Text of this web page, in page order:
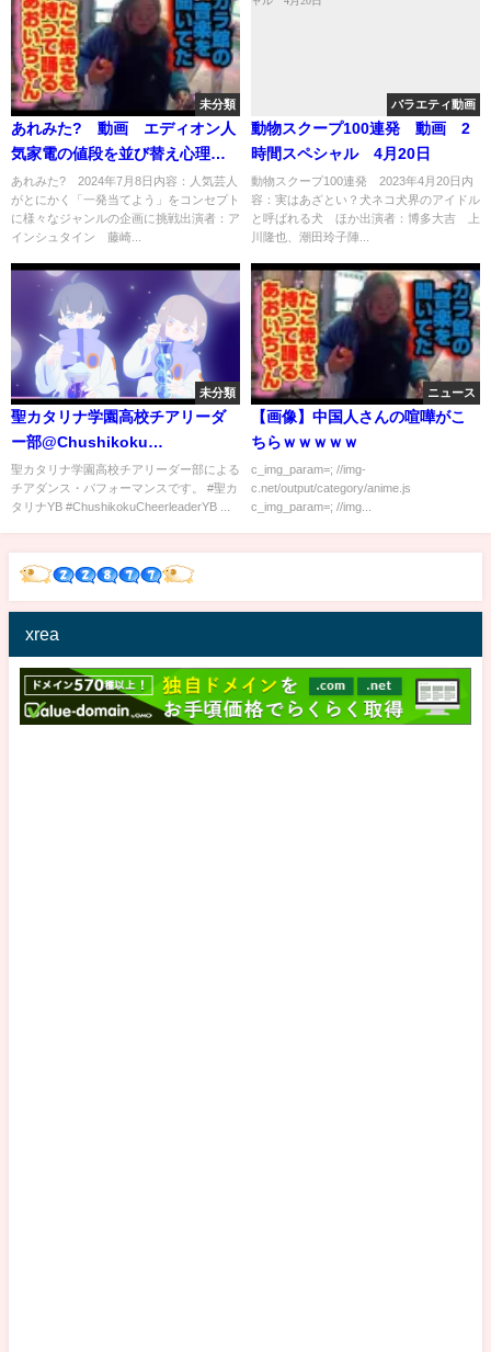
未分類
あれみた? 動画 エディオン人
気家電の値段を並び替え心理バ
トル 7月8日
あれみた? 2024年7月8日内容：人気芸人
がとにかく「一発当てよう」をコンセプト
に様々なジャンルの企画に挑戦出演者：ア
インシュタイン 藤崎...
バラエティ動画
動物スクープ100連発 動画 2
時間スペシャル 4月20日
動物スクープ100連発 2023年4月20日内
容：実はあざとい？犬ネコ犬界のアイドル
と呼ばれる犬 ほか出演者：博多大吉 上
川隆也、潮田玲子陣...
未分類
聖カタリナ学園高校チアリーダ
ー部@Chushikoku
Cheerleader 2019 Summer
聖カタリナ学園高校チアリーダー部による
チアダンス・パフォーマンスです。 #聖カ
タリナYB #ChushikokuCheerleaderYB ...
ニュース
【画像】中国人さんの喧嘩がこ
ちらｗｗｗｗｗ
c_img_param=; //img-
c.net/output/category/anime.js
c_img_param=; //img...
xrea